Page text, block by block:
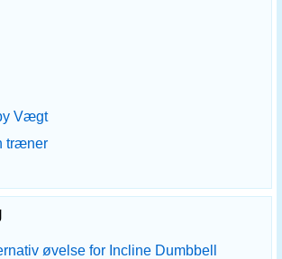
Vægt
træner
øvelse for Incline Dumbbell